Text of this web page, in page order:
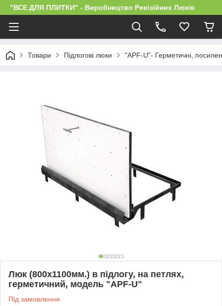
"ВСЕ ДЛЯ ПЛИТКИ" - Виробництво Ревізійних Люків
Товари Підлогові люки "APF-U"- Герметичні,
Люк (800х1100мм.) в підлогу, на петлях,
герметичний, модель "APF-U"
Під замовлення